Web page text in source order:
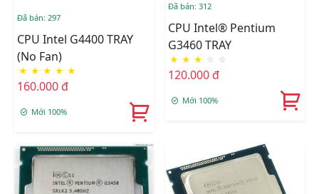
Đã bán: 297
CPU Intel G4400 TRAY
(No Fan)
★ ★ ★ ★ ★
160.000 đ
Mới 100%
Đã bán: 312
CPU Intel® Pentium
G3460 TRAY
★ ★ ★ ☆ ☆
120.000 đ
Mới 100%